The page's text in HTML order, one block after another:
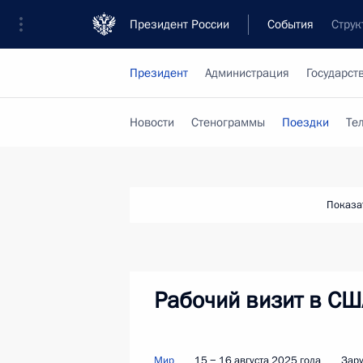
Президент России События
Президент Администрация
Новости Стенограммы Поездки
Рабочий визит в